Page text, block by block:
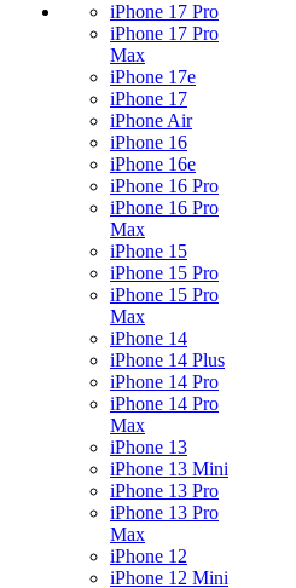
iPhone 17 Pro
iPhone 17 Pro
Max
iPhone 17e
iPhone 17
iPhone Air
iPhone 16
iPhone 16e
iPhone 16 Pro
iPhone 16 Pro
Max
iPhone 15
iPhone 15 Pro
iPhone 15 Pro
Max
iPhone 14
iPhone 14 Plus
iPhone 14 Pro
iPhone 14 Pro
Max
iPhone 13
iPhone 13 Mini
iPhone 13 Pro
iPhone 13 Pro
Max
iPhone 12
iPhone 12 Mini